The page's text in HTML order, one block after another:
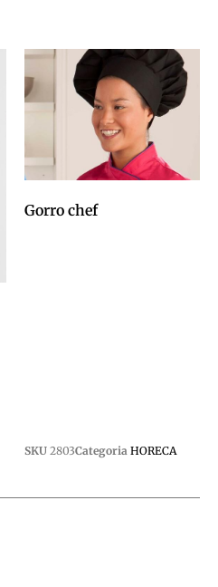
Gorro chef
SKU 2803Categoria HORECA